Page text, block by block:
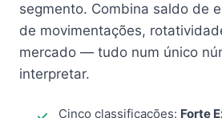
segmento. Combina saldo de
de movimentações,
mercado — tudo num único
interpretar.
Cinco classificações: Forte